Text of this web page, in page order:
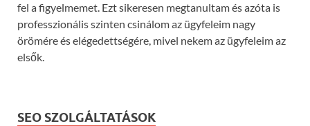
fel a figyelmemet. Ezt sikeresen megtanultam és azóta is
professzionális szinten csinálom az ügyfeleim nagy
örömére és elégedettségére, mivel nekem az ügyfeleim az
elsők.
SEO SZOLGÁLTATÁSOK